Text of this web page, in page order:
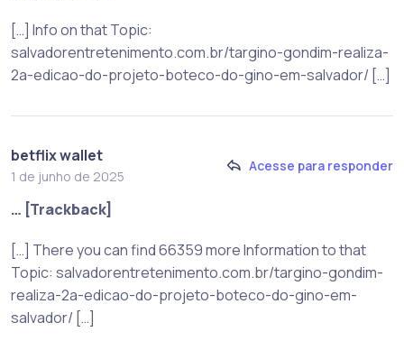
[…] Info on that Topic:
salvadorentretenimento.com.br/targino-gondim-realiza-
2a-edicao-do-projeto-boteco-do-gino-em-salvador/ […]
betflix wallet
1 de junho de 2025
Acesse para responder
… [Trackback]
[…] There you can find 66359 more Information to that
Topic: salvadorentretenimento.com.br/targino-gondim-
realiza-2a-edicao-do-projeto-boteco-do-gino-em-
salvador/ […]